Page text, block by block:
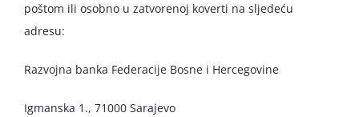
poštom ili osobno u zatvorenoj koverti na sljedeću
adresu:
Razvojna banka Federacije Bosne i Hercegovine
Igmanska 1., 71000 Sarajevo